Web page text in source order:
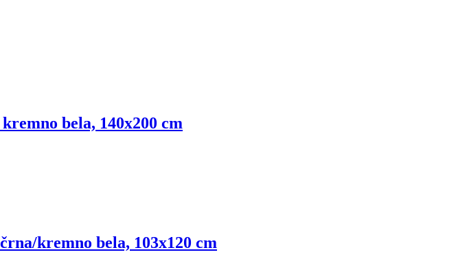
bela, 140x200 cm
kremno bela, 103x120 cm